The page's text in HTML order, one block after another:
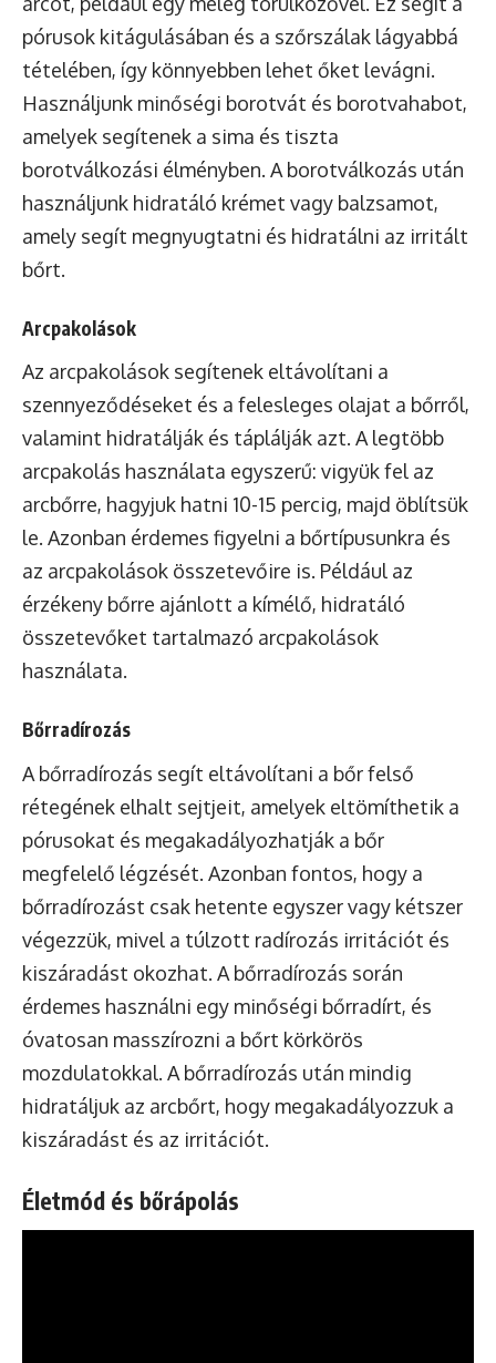
pórusok kitágulásában és a szőrszálak lágyabbá
tételében, így könnyebben lehet őket levágni.
Használjunk minőségi borotvát és borotvahabot,
amelyek segítenek a sima és tiszta
borotválkozási élményben. A borotválkozás után
használjunk hidratáló krémet vagy balzsamot,
amely segít megnyugtatni és hidratálni az irritált
bőrt.
Arcpakolások
Az arcpakolások segítenek eltávolítani a
szennyeződéseket és a felesleges olajat a bőrről,
valamint hidratálják és táplálják azt. A legtöbb
arcpakolás használata egyszerű: vigyük fel az
arcbőrre, hagyjuk hatni 10-15 percig, majd öblítsük
le. Azonban érdemes figyelni a bőrtípusunkra és
az arcpakolások összetevőire is. Például az
érzékeny bőrre ajánlott a kímélő, hidratáló
összetevőket tartalmazó arcpakolások
használata.
Bőrradírozás
A bőrradírozás segít eltávolítani a bőr felső
rétegének elhalt sejtjeit, amelyek eltömíthetik a
pórusokat és megakadályozhatják a bőr
megfelelő légzését. Azonban fontos, hogy a
bőrradírozást csak hetente egyszer vagy kétszer
végezzük, mivel a túlzott radírozás irritációt és
kiszáradást okozhat. A bőrradírozás során
érdemes használni egy minőségi bőrradírt, és
óvatosan masszírozni a bőrt körkörös
mozdulatokkal. A bőrradírozás után mindig
hidratáljuk az arcbőrt, hogy megakadályozzuk a
kiszáradást és az irritációt.
Életmód és bőrápolás